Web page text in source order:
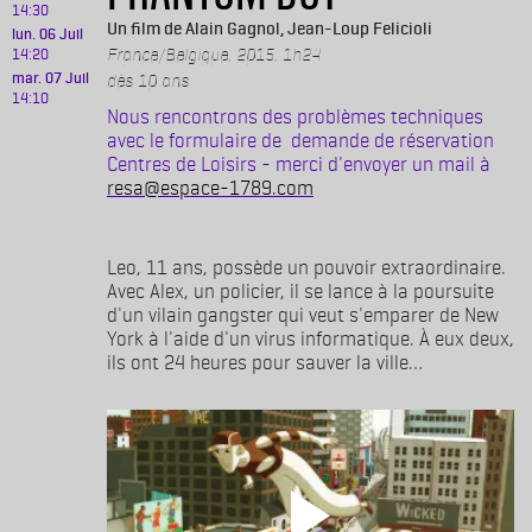
Alain Gagnol, Jean-Loup Felicioli
France/Belgique, 2015, 1h24
dès 10 ans
Nous rencontrons des problèmes techniques
avec le formulaire de demande de réservation
Centres de Loisirs - merci d'envoyer un mail à
resa@espace-1789.com
Leo, 11 ans, possède un pouvoir extraordinaire.
Avec Alex, un policier, il se lance à la poursuite
d'un vilain gangster qui veut s'emparer de New
York à l'aide d'un virus informatique. À eux deux,
ils ont 24 heures pour sauver la ville…
14:30
lun. 06 Juil
14:20
mar. 07 Juil
14:10